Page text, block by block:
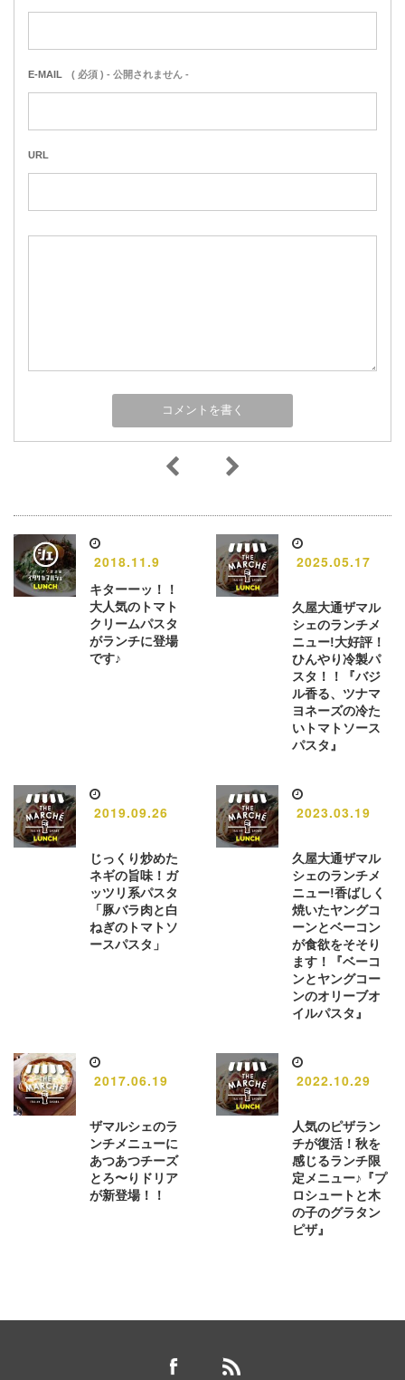
E-MAIL ( 必須 ) - 公開されません -
URL
2018.11.9
キターーッ！！
大人気のトマト
クリームパスタ
がランチに登場
です♪
2025.05.17
久屋大通ザマル
シェのランチメ
ニュー!大好評！
ひんやり冷製パ
スタ！！『バジ
ル香る、ツナマ
ヨネーズの冷た
いトマトソース
パスタ』
2019.09.26
じっくり炒めた
ネギの旨味！ガ
ッツリ系パスタ
「豚バラ肉と白
ねぎのトマトソ
ースパスタ」
2023.03.19
久屋大通ザマル
シェのランチメ
ニュー!香ばしく
焼いたヤングコ
ーンとベーコン
が食欲をそそり
ます！『ベーコ
ンとヤングコー
ンのオリーブオ
イルパスタ』
2017.06.19
ザマルシェのラ
ンチメニューに
あつあつチーズ
とろ〜りドリア
が新登場！！
2022.10.29
人気のピザラン
チが復活！秋を
感じるランチ限
定メニュー♪『プ
ロシュートと木
の子のグラタン
ピザ』